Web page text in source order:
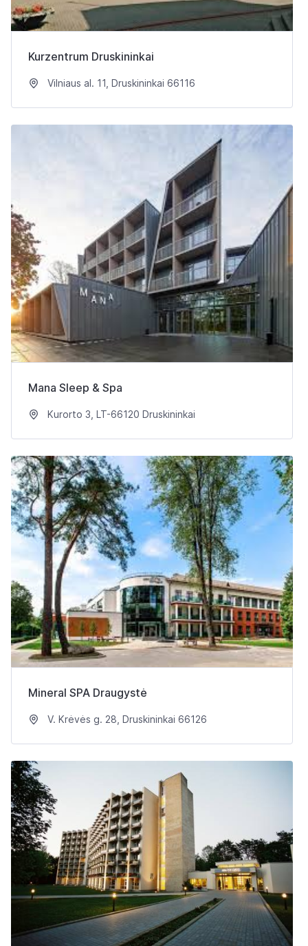
Kurzentrum Druskininkai
Vilniaus al. 11, Druskininkai 66116
Mana Sleep & Spa
Kurorto 3, LT-66120 Druskininkai
Mineral SPA Draugystė
V. Krėvės g. 28, Druskininkai 66126